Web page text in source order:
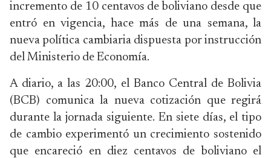
incremento de 10 centavos de boliviano desde que
entró en vigencia, hace más de una semana, la
nueva política cambiaria dispuesta por instrucción
del Ministerio de Economía.
A diario, a las 20:00, el Banco Central de Bolivia
(BCB) comunica la nueva cotización que regirá
durante la jornada siguiente. En siete días, el tipo
de cambio experimentó un crecimiento sostenido
que encareció en diez centavos de boliviano el